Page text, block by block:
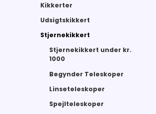
Kikkerter
Udsigtskikkert
Stjernekikkert
Stjernekikkert under kr.
1000
Begynder Teleskoper
Linseteleskoper
Spejlteleskoper